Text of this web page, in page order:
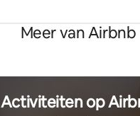
Meer van Airbnb
Activiteiten op